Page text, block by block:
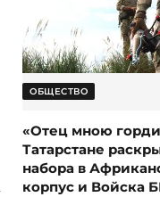
ОБЩЕСТВО
«Отец мною
Татарстане
набора в
корпус и Войска